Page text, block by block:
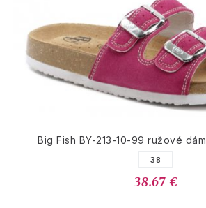
Big Fish BY-213-10-99 ružové
38
38.67 €